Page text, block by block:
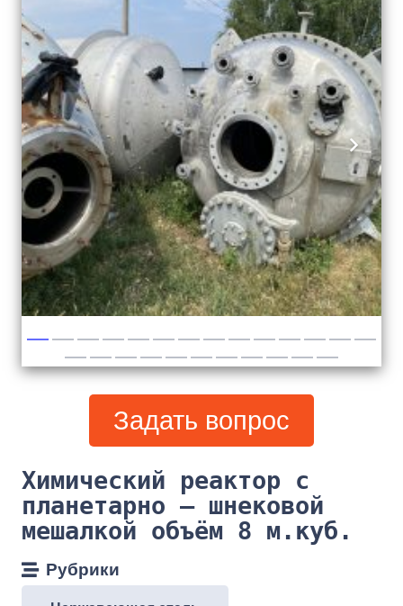
Задать вопрос
Химический реактор с
планетарно — шнековой
мешалкой объём 8 м.куб.
Рубрики